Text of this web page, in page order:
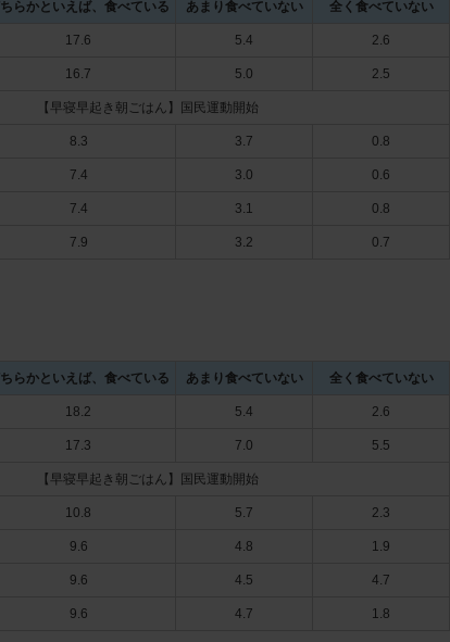
らかといえば、食べている あまり食べていない 全く食べていない
17.6 5.4 2.6
16.7 5.0 2.5
【早寝早起き朝ごはん】国民運動開始
8.3 3.7 0.8
7.4 3.0 0.6
7.4 3.1 0.8
7.9 3.2 0.7
らかといえば、食べている あまり食べていない 全く食べていない
18.2 5.4 2.6
17.3 7.0 5.5
【早寝早起き朝ごはん】国民運動開始
10.8 5.7 2.3
9.6 4.8 1.9
9.6 4.5 4.7
9.6 4.7 1.8